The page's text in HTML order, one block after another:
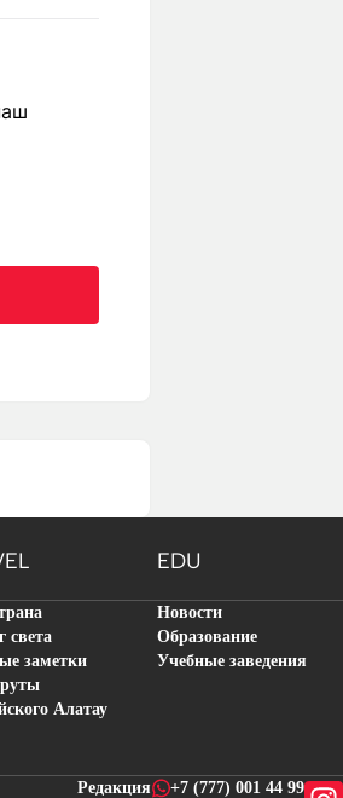
EDU
света
заметки
Алатау
Новости
Образование
Учебные заведения
Редакция +7 (777) 001 44 99